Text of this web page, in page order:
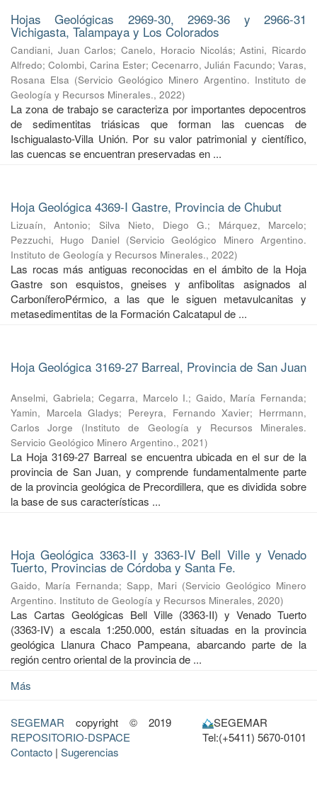
Hojas Geológicas 2969-30, 2969-36 y 2966-31
Vichigasta, Talampaya y Los Colorados
Candiani, Juan Carlos;Canelo, Horacio Nicolás;Astini, Ricardo
Alfredo; Colombi, Carina Ester; Cecenarro, Julián Facundo; Varas,
Rosana Elsa (Servicio Geológico Minero Argentino. Instituto de
Geología y Recursos Minerales., 2022)
La zona de trabajo se caracteriza por importantes depocentros
de sedimentitas triásicas que forman las cuencas de
Ischigualasto-Villa Unión. Por su valor patrimonial y cientíﬁco,
las cuencas se encuentran preservadas en ...
Hoja Geológica 4369-I Gastre, Provincia de Chubut
Lizuaín, Antonio; Silva Nieto, Diego G.; Márquez, Marcelo;
Pezzuchi, Hugo Daniel (Servicio Geológico Minero Argentino.
Instituto de Geología y Recursos Minerales., 2022)
Las rocas más antiguas reconocidas en el ámbito de la Hoja
Gastre son esquistos, gneises y anfibolitas asignados al
CarboníferoPérmico, a las que le siguen metavulcanitas y
metasedimentitas de la Formación Calcatapul de ...
Hoja Geológica 3169-27 Barreal, Provincia de San Juan
Anselmi, Gabriela;Cegarra, Marcelo I.; Gaido, María Fernanda;
Yamin, Marcela Gladys; Pereyra, Fernando Xavier; Herrmann,
Carlos Jorge
(Instituto de Geología y Recursos Minerales.
Servicio Geológico Minero Argentino., 2021)
La Hoja 3169-27 Barreal se encuentra ubicada en el sur de la
provincia de San Juan, y comprende fundamentalmente parte
de la provincia geológica de Precordillera, que es dividida sobre
la base de sus características ...
Hoja Geológica 3363-II y 3363-IV Bell Ville y Venado
Tuerto, Provincias de Córdoba y Santa Fe.
Gaido, María Fernanda; Sapp, Mari (Servicio Geológico Minero
Argentino. Instituto de Geología y Recursos Minerales, 2020)
Las Cartas Geológicas Bell Ville (3363-II) y Venado Tuerto
(3363-IV) a escala 1:250.000, están situadas en la provincia
geológica Llanura Chaco Pampeana, abarcando parte de la
región centro oriental de la provincia de ...
Más
SEGEMAR copyright © 2019
REPOSITORIO-DSPACE
Contacto | Sugerencias
SEGEMAR
Tel:(+5411) 5670-0101